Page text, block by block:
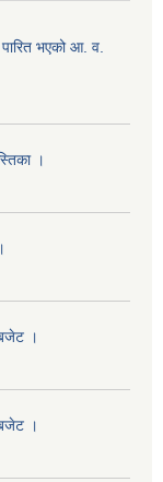
भएको आ. व.
।
।
।